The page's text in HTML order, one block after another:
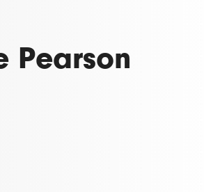
Pearson